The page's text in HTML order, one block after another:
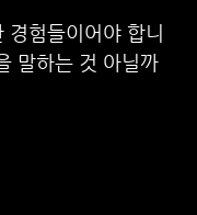
험들이어야 합니
말하는 것 아닐까